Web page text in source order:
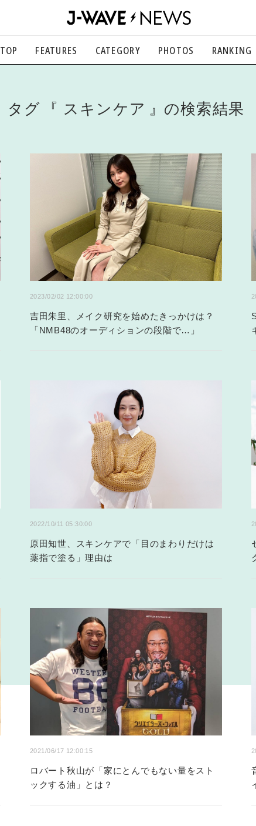
TOP FEATURES CATEGORY
映画、芸能、舞台、スポーツなど
ライフスタイル
食、健康、美容…暮らし豊かに
社会
国内、海外の気になるトピック
PHOTOS RANKING
タグ スキンケア の検索結果
2023/02/02 12:00:00
吉田朱里、メイク研究を始めたきっかけは？
「NMB48のオーディションの段階で…」
2022/10/11 05:30:00
原田知世、スキンケアで「目のまわりだけは
薬指で塗る」理由は
2021/06/17 12:00:15
ロバート秋山が「家にとんでもない量をスト
ックする油」とは？